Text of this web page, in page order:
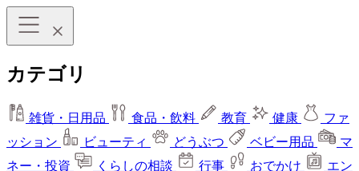
カテゴリ
雑貨・日用品 食品・飲料 教育 健康
ファ
ッション
ビューティ どうぶつ ベビー用品
マ
ネー・投資
くらしの相談 行事 おでかけ
エン